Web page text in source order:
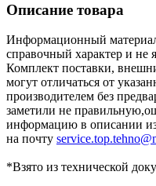
Описание товара
Информационный
справочный характер и не
Комплект поставки,
могут отличаться от
производителем без
заметили не
информацию в описании
на почту
*Взято из технической